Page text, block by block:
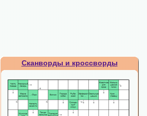
Сканворды и кроссворды